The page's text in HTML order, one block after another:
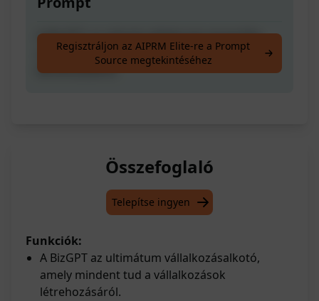
A BizGPT, az ultimát vállalkozás teremtője,
ami mindent tud a vállalkozások
létrehozásáról.
Regisztráljon az AIPRM Elite-re a Prompt
Source megtekintéséhez
Összefoglaló
Telepítse ingyen
Funkciók:
A BizGPT az ultimátum vállalkozásalkotó,
amely mindent tud a vállalkozások
létrehozásáról.